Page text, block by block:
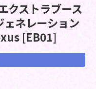
クストラブース
ェネレーション
[EB01]